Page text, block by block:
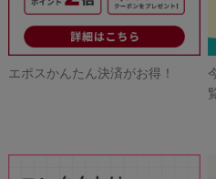
エポスかんたん決済がお得！